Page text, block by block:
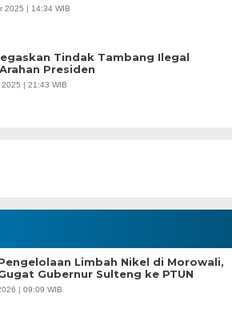
2025 | 14:34 WIB
Tindak Tambang Ilegal
Presiden
| 21:43 WIB
Limbah Nikel di Morowali,
Gubernur Sulteng ke PTUN
| 09:09 WIB